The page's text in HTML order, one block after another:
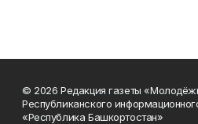
© 2026 Редакция газеты
Республиканского
«Республика Башкортостан»